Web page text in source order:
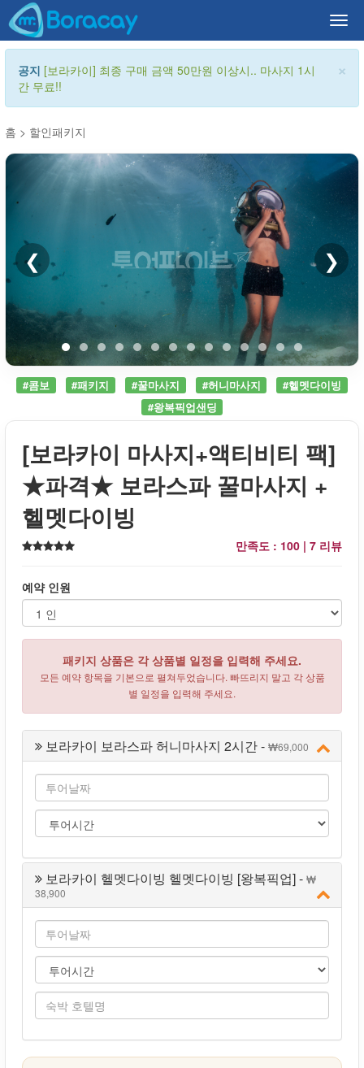
×
공지 [보라카이] 최종 구매 금액 50만원 이상시.. 마사지 1시
간 무료!!
홈 > 할인패키지
❮ ❯
#콤보 #패키지 #꿀마사지 #허니마사지
#헬멧다이빙
#왕복픽업샌딩
[보라카이 마사지+액티비티 팩]
★파격★ 보라스파 꿀마사지 +
헬멧다이빙
만족도 : 100 | 7 리뷰
예약 인원
패키지 상품은 각 상품별 일정을 입력해 주세요.
모든 예약 항목을 기본으로 펼쳐두었습니다. 빠뜨리지 말고 각 상품
별 일정을 입력해 주세요.
보라카이 보라스파 허니마사지 2시간 - 69,000
보라카이 헬멧다이빙 헬멧다이빙 [왕복픽업] -
38,900